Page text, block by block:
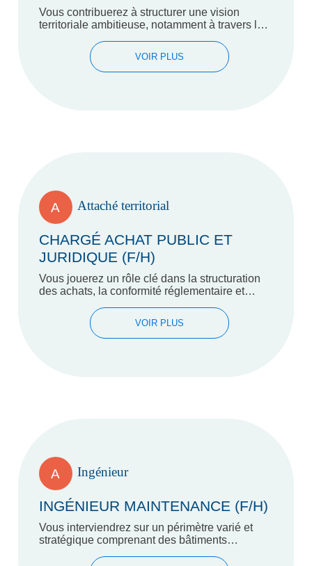
Vous contribuerez à structurer une vision
territoriale ambitieuse, notamment à travers la
départementale et de la…
VOIR PLUS
A Attaché territorial
CHARGÉ ACHAT PUBLIC ET
JURIDIQUE (F/H)
Vous jouerez un rôle clé dans la structuration
des achats, la conformité réglementaire et
VOIR PLUS
A Ingénieur
INGÉNIEUR MAINTENANCE (F/H)
Vous interviendrez sur un périmètre varié et
stratégique comprenant des bâtiments